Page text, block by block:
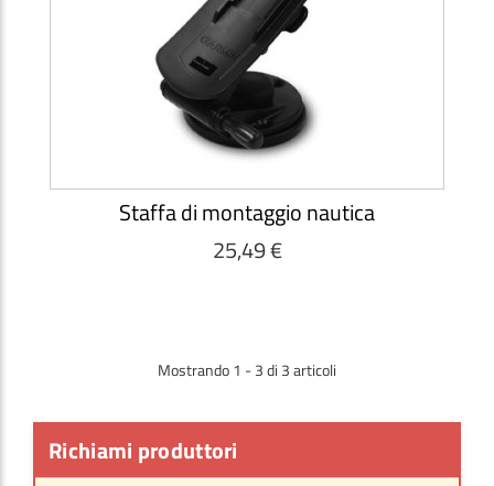
Richiami produttori
Staffa di montaggio nautica
25,49 €
Mostrando 1 - 3 di 3 articoli